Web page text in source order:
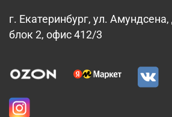
г. Екатеринбург, ул.
блок 2, офис 412/3